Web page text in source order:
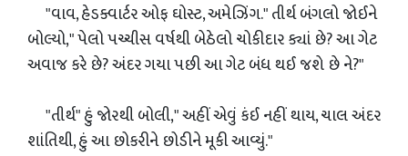
"વાવ, હેડક્વાર્ટર ઓફ ઘોસ્ટ, અમેઝિંગ." તીર્થ બંગલો જોઈને
બોલ્યો," પેલો પચ્ચીસ વર્ષથી બેઠેલો ચોકીદાર ક્યાં છે? આ ગેટ
અવાજ કરે છે? અંદર ગયા પછી આ ગેટ બંધ થઈ જશે છે ને?"
"તીર્થ" હું જોરથી બોલી," અહીં એવું કંઈ નહીં થાય, ચાલ અંદર
શાંતિથી, હું આ છોકરીને છોડીને મૂકી આવ્યું."